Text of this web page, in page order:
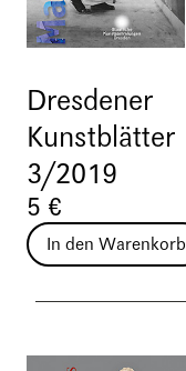
Dresdener
Kunstblätter
3/2019
5 €
In den Warenkorb